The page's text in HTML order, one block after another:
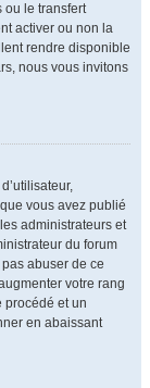
ou le transfert
activer ou non la
rendre disponible
nous vous invitons
vous avez publié
administrateurs et
du forum
abuser de ce
votre rang
procédé et un
en abaissant